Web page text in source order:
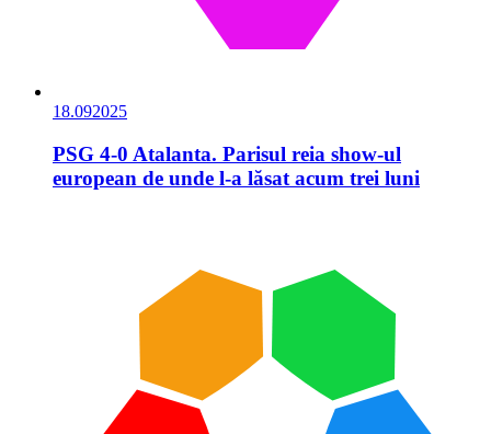
18.092025
PSG 4-0 Atalanta. Parisul reia show-ul
european de unde l-a lăsat acum trei luni